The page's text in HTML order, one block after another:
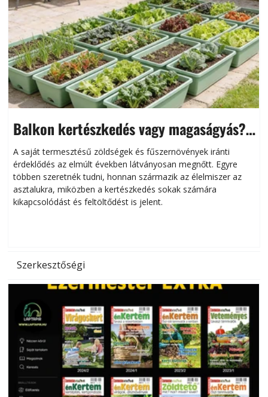
Balkon kertészkedés vagy magaságyás?
Helytakarékos kertészkedés
A saját termesztésű zöldségek és fűszernövények iránti
érdeklődés az elmúlt években látványosan megnőtt. Egyre
többen szeretnék tudni, honnan származik az élelmiszer az
asztalukra, miközben a kertészkedés sokak számára
kikapcsolódást és feltöltődést is jelent.
Szerkesztőségi